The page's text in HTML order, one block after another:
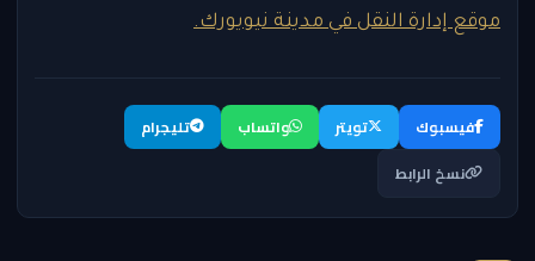
موقع إدارة النقل في مدينة نيويورك.
فيسبوك تويتر واتساب
تليجرام
نسخ الرابط